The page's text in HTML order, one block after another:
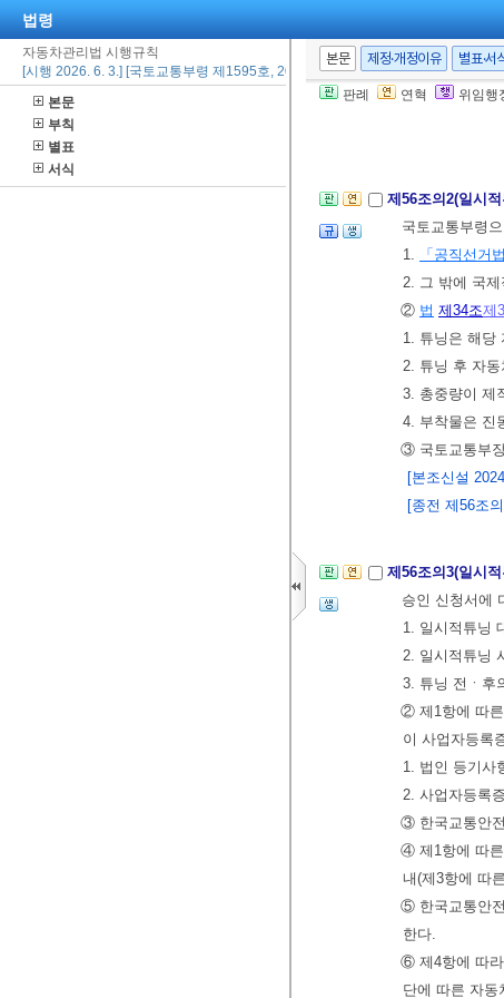
법령
자동차관리법 시행규칙
[시행 2026. 6. 3.] [국토교통부령 제1595호, 2026. 6. 2., 일부개정]
본문
부칙
별표
서식
본문 제정·개정이유 별표·서
판례 연혁 위임행
1. 튜닝승인서
2. 연장 사유를
⑦ 시ㆍ도지사
제56조의2(일시
국토교통부령
1.
「공직선거법
2. 그 밖에 국
② 법 제34조제
1. 튜닝은 해당
2. 튜닝 후 자
3. 총중량이 제
4. 부착물은 진
③ 국토교통부
[본조신설
[종전 제56조
제56조의3(일시
승인 신청서에
1. 일시적튜닝
2. 일시적튜닝
3. 튜닝 전ㆍ후
② 제1항에 따른
이 사업자등록
1. 법인 등기사
2. 사업자등록
③ 한국교통안
④ 제1항에 따른
내(제3항에 따
⑤ 한국교통안
한다.
⑥ 제4항에 따라
단에 따른 자동